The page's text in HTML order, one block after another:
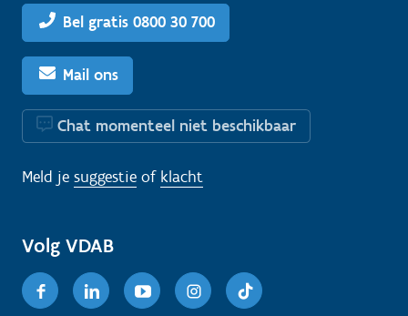
Bel gratis 0800 30 700
Mail ons
Chat momenteel niet beschikbaar
Meld je suggestie of klacht
Volg VDAB
FacebookLinkedinYoutubeInstagram